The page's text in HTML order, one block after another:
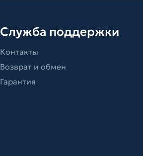
Служба поддержки
Контакты
Возврат и обмен
Гарантия